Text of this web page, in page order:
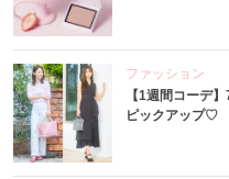
ファッション
【1週間コーデ
ピックアップ♡